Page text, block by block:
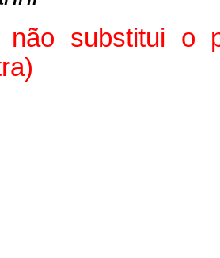
não substitui o